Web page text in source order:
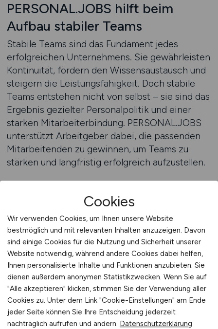
PERSONAL.JOBS hilft beim
Aufbau stabiler Teams
Stabile Teams sind das Fundament jedes
erfolgreichen Unternehmens. Sie gewährleisten
Kontinuität, fördern den Wissensaustausch und
steigern die Leistungsfähigkeit. Doch stabile
Teams entstehen nicht von selbst – sie sind das
Ergebnis gezielter Personalpolitik und einer
starken Mitarbeiterbindung. PERSONAL.JOBS
unterstützt Arbeitgeber dabei, die passenden
Mitarbeitenden zu gewinnen, um Teams zu
stärken und langfristig erfolgreich aufzustellen.
entscheidet maßgeblich über seine
Produktivität und Innovationskraft. Eine gute
Balance aus Erfahrung, Kompetenz und
Motivation ist entscheidend, um gemeinsame
Ziele zu erreichen. Dabei ist es wichtig, die
individuellen Stärken der Mitarbeitenden zu
erkennen und gezielt zu fördern. Ein
wertschätzender Umgang und klare
Rollenverteilungen schaffen Vertrauen und
Stabilität. PERSONAL.JOBS bietet Arbeitgebern
Cookies
Wir verwenden Cookies, um Ihnen unsere Website
bestmöglich und mit relevanten Inhalten anzuzeigen. Davon
sind einige Cookies für die Nutzung und Sicherheit unserer
Website notwendig, während andere Cookies dabei helfen,
Ihnen personalisierte Inhalte und Funktionen anzubieten. Sie
dienen außerdem anonymen Statistikzwecken. Wenn Sie auf
"Alle akzeptieren" klicken, stimmen Sie der Verwendung aller
Cookies zu. Unter dem Link "Cookie-Einstellungen" am Ende
jeder Seite können Sie Ihre Entscheidung jederzeit
nachträglich aufrufen und ändern. Datenschutzerklärung